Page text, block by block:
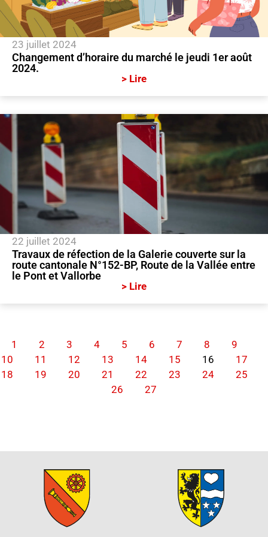
23 juillet 2024
Changement d’horaire du marché le jeudi 1er août
2024.
> Lire
22 juillet 2024
Travaux de réfection de la Galerie couverte sur la
route cantonale N°152-BP, Route de la Vallée entre
le Pont et Vallorbe
> Lire
1 2 3 4 5 6 7 8
9
10
11 12 13 14 15 16
17
18
19 20 21 22 23 24
25
26
27